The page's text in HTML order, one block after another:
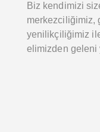
Biz kendimizi
merkezciliğimiz,
yenilikçiliğimiz
elimizden geleni